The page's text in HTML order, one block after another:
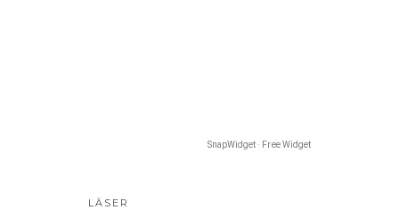
SnapWidget · Free Widget
LÄSER